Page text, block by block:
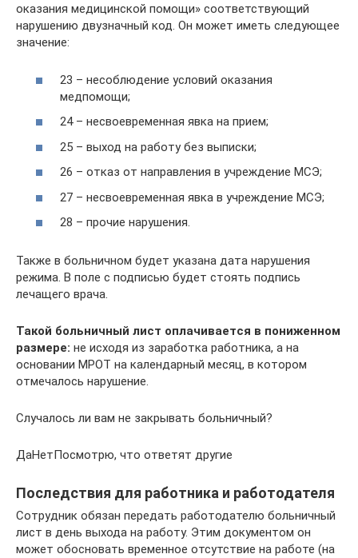
оказания медицинской помощи» соответствующий
нарушению двузначный код. Он может иметь следующее
значение:
23 – несоблюдение условий оказания
медпомощи;
24 – несвоевременная явка на прием;
25 – выход на работу без выписки;
26 – отказ от направления в учреждение МСЭ;
27 – несвоевременная явка в учреждение МСЭ;
28 – прочие нарушения.
Также в больничном будет указана дата нарушения
режима. В поле с подписью будет стоять подпись
лечащего врача.
Такой больничный лист оплачивается в пониженном
размере: не исходя из заработка работника, а на
основании МРОТ на календарный месяц, в котором
отмечалось нарушение.
Случалось ли вам не закрывать больничный?
ДаНетПосмотрю, что ответят другие
Последствия для работника и работодателя
Сотрудник обязан передать работодателю больничный
лист в день выхода на работу. Этим документом он
может обосновать временное отсутствие на работе (на